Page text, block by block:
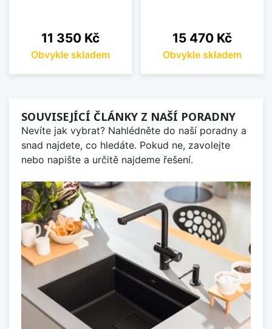
Cena
11 350 Kč
Obvykle skladem
Cena
15 470 Kč
Obvykle skladem
SOUVISEJÍCÍ ČLÁNKY Z NAŠÍ PORADNY
Nevíte jak vybrat? Nahlédněte do naší poradny a
snad najdete, co hledáte. Pokud ne, zavolejte
nebo napište a určitě najdeme řešení.